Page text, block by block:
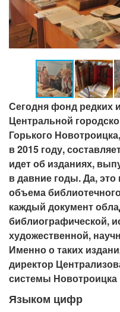
Сегодня фонд редких
Центральной
Горького
в 2015 году,
идет об изданиях,
в давние годы. Да,
объема
каждый документ
библиографической,
художественной,
Именно о таких
директор
системы
Языком цифр